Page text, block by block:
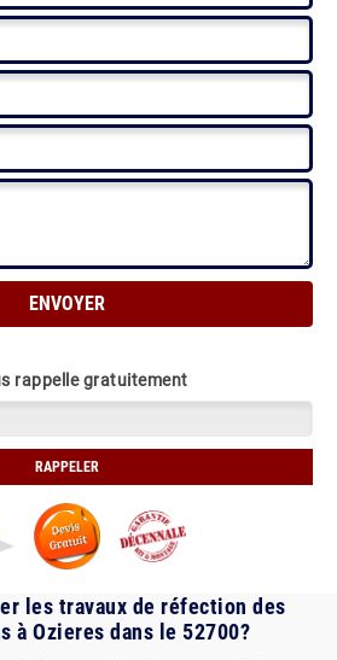
rappelle gratuitement
les travaux de réfection des
à Ozieres dans le 52700?